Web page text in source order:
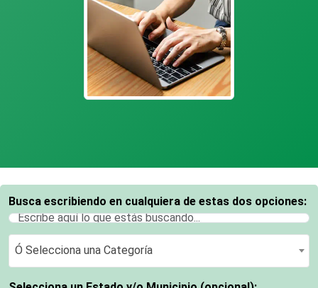
Busca escribiendo en cualquiera de estas dos opciones:
Ó Selecciona una Categoría
Ó Selecciona una Categoría